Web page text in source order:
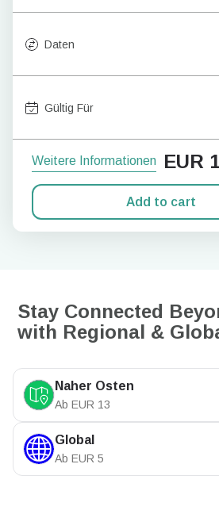
Daten
Gültig Für
Weitere Informationen EUR
Add to cart
Stay Connected
with Regional &
Naher Osten
Ab EUR 13
Global
Ab EUR 5